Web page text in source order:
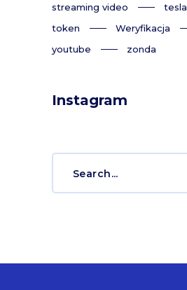
streaming video
tesla
token
Weryfikacja
youtube
zonda
Instagram